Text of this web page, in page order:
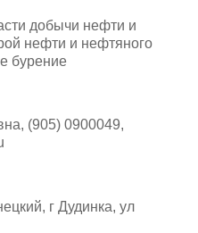
добычи нефти и
нефти и нефтяного
бурение
(905) 0900049,
г Дудинка, ул